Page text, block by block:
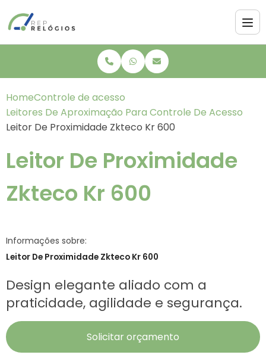
HomeControle de acesso
Leitores De Aproximação Para Controle De Acesso
Leitor De Proximidade Zkteco Kr 600
Leitor De Proximidade
Zkteco Kr 600
Informações sobre:
Leitor De Proximidade Zkteco Kr 600
Design elegante aliado com a
praticidade, agilidade e segurança.
Solicitar orçamento